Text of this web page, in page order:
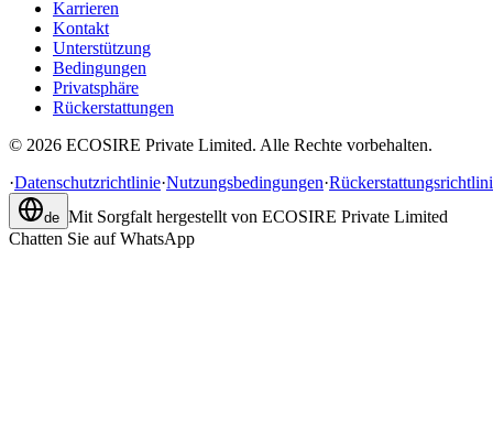
Karrieren
Kontakt
Unterstützung
Bedingungen
Privatsphäre
Rückerstattungen
© 2026 ECOSIRE Private Limited. Alle Rechte vorbehalten.
·Datenschutzrichtlinie·Nutzungsbedingungen·
de Mit Sorgfalt hergestellt von ECOSIRE Private Limited
Chatten Sie auf WhatsApp